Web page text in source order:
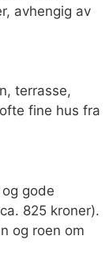
avhengig av
terrasse,
fine hus fra
gode
825 kroner).
og roen om